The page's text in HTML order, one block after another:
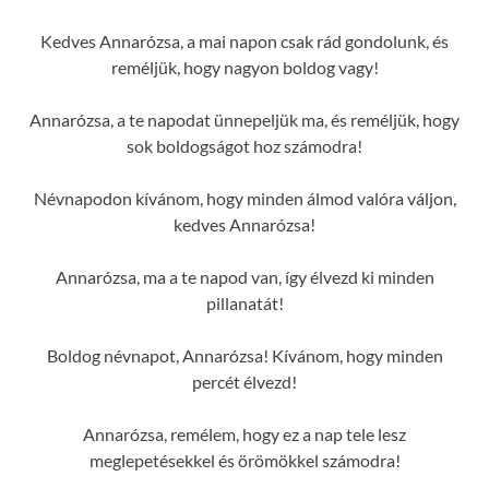
Kedves Annarózsa, a mai napon csak rád gondolunk, és
reméljük, hogy nagyon boldog vagy!
Annarózsa, a te napodat ünnepeljük ma, és reméljük, hogy
sok boldogságot hoz számodra!
Névnapodon kívánom, hogy minden álmod valóra váljon,
kedves Annarózsa!
Annarózsa, ma a te napod van, így élvezd ki minden
pillanatát!
Boldog névnapot, Annarózsa! Kívánom, hogy minden
percét élvezd!
Annarózsa, remélem, hogy ez a nap tele lesz
meglepetésekkel és örömökkel számodra!